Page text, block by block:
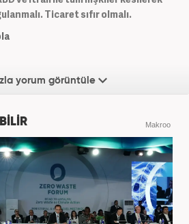
Ticaret sıfır olmalı.
yorum görüntüle
Makroo